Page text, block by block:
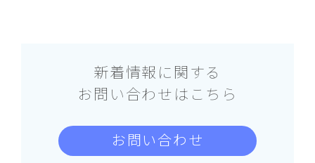
新着情報に関する
お問い合わせはこちら
お問い合わせ